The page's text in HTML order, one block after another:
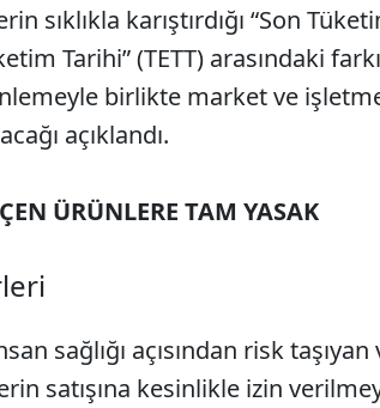
sıklıkla karıştırdığı “Son
Tarihi” (TETT) arasındaki
birlikte market ve
açıklandı.
ÜRÜNLERE TAM YASAK
sağlığı açısından risk taşıyan
satışına kesinlikle izin